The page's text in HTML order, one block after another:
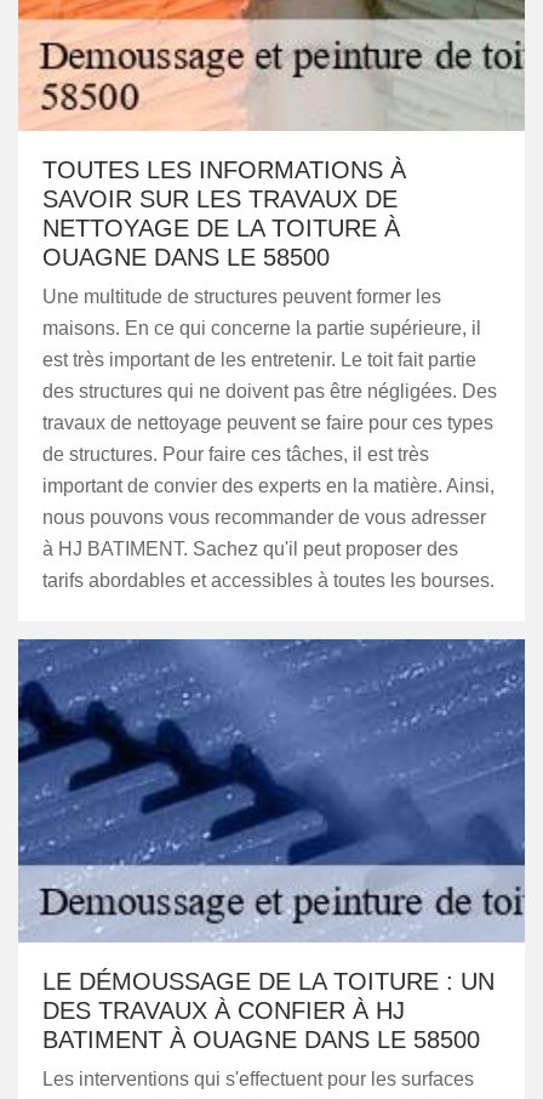
TOUTES LES INFORMATIONS À
SAVOIR SUR LES TRAVAUX DE
NETTOYAGE DE LA TOITURE À
OUAGNE DANS LE 58500
Une multitude de structures peuvent former les
maisons. En ce qui concerne la partie supérieure, il
est très important de les entretenir. Le toit fait partie
des structures qui ne doivent pas être négligées. Des
travaux de nettoyage peuvent se faire pour ces types
de structures. Pour faire ces tâches, il est très
important de convier des experts en la matière. Ainsi,
nous pouvons vous recommander de vous adresser
à HJ BATIMENT. Sachez qu'il peut proposer des
tarifs abordables et accessibles à toutes les bourses.
LE DÉMOUSSAGE DE LA TOITURE : UN
DES TRAVAUX À CONFIER À HJ
BATIMENT À OUAGNE DANS LE 58500
Les interventions qui s'effectuent pour les surfaces